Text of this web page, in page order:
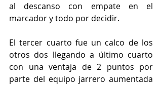
al descanso con empate en el
marcador y todo por decidir.
El tercer cuarto fue un calco de los
otros dos llegando a último cuarto
con una ventaja de 2 puntos por
parte del equipo jarrero aumentada